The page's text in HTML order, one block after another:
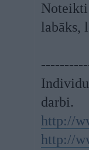
Noteikti
labāks,
darbi.
http://
http://